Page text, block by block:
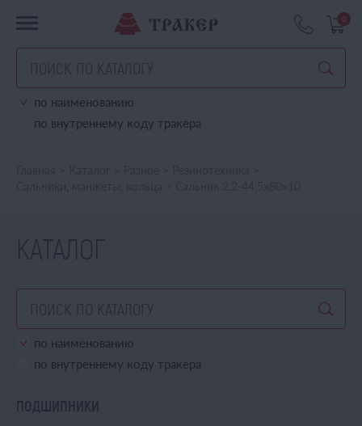
0
по наименованию
по внутреннему коду тракера
КАТАЛОГ
по наименованию
по внутреннему коду тракера
ПОДШИПНИКИ